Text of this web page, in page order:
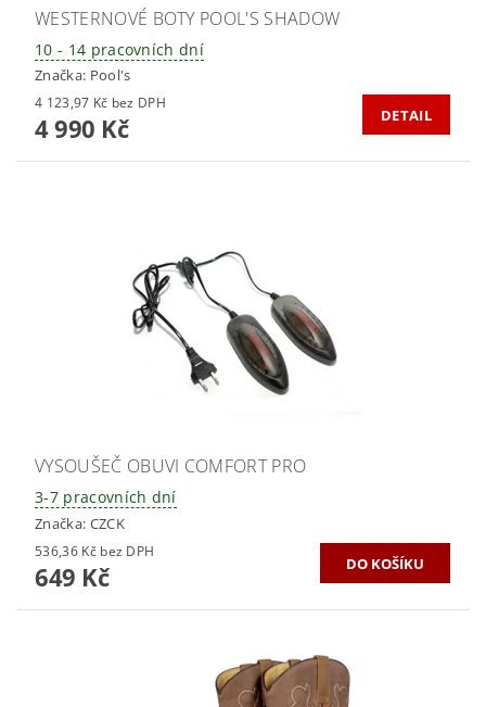
WESTERNOVÉ BOTY POOL'S SHADOW
10 - 14 pracovních dní
Značka: Pool's
4 123,97 Kč bez DPH
4 990 Kč DETAIL
VYSOUŠEČ OBUVI COMFORT PRO
3-7 pracovních dní
Značka: CZCK
536,36 Kč bez DPH
649 Kč